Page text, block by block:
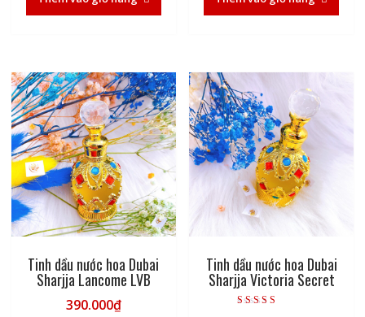
Tinh dầu nước hoa Dubai
Sharjja Lancome LVB
390.000₫
Tinh dầu nước hoa Dubai
Sharjja Victoria Secret